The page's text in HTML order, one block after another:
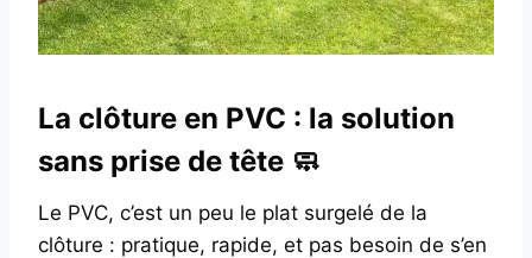
La clôture en PVC : la solution
sans prise de tête 🧼
Le PVC, c’est un peu le plat surgelé de la
clôture : pratique, rapide, et pas besoin de s’en